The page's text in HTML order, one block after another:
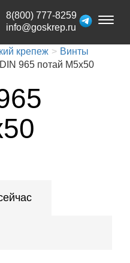
Toggle
8(800) 777-8259
info@goskrep.ru
крепеж
Винты
965 потай М5х50